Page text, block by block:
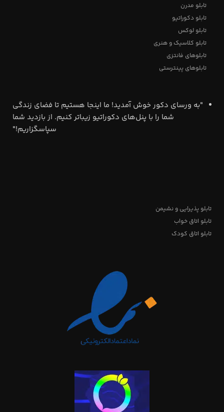
تابلو مدرن
تابلو دکوراتیو
تابلو لوکس
تابلو کلاسیک و هنری
تابلوهای فانتزی
تابلوهای پینترستی
"به ورسای دکور خوش آمدید! ما اینجا هستیم تا فضای زندگی
شما را با پنل‌های دکوراتیو زیباتر کنیم. از بازدید شما
سپاسگزاریم!"
تابلو پذیرایی و نشیمن
تابلو اتاق خواب
تابلو اتاق کودک